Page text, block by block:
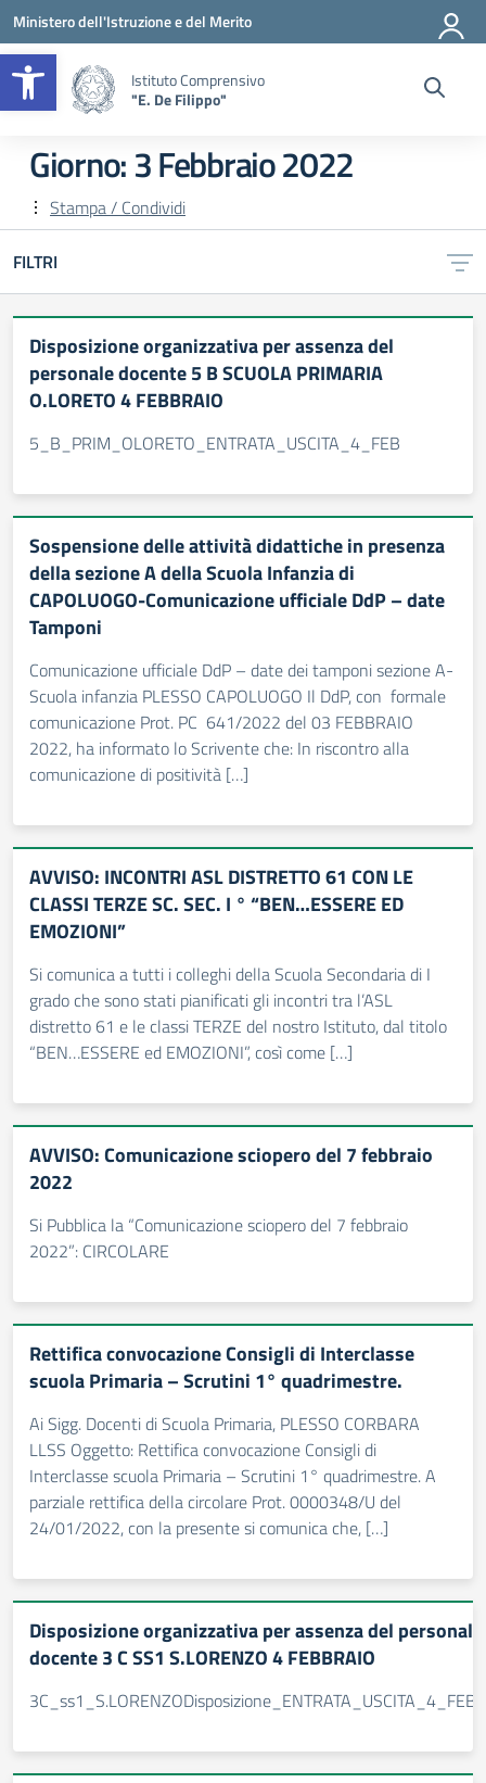
Apri la barra degli strumenti
Vai ai contenuti
Vai al menu di navigazione
Vai al footer
Ministero dell'Istruzione e del Merito
Istituto Comprensivo
"E. De Filippo"
Giorno:3 Febbraio 2022
Stampa / Condividi
FILTRI
Disposizione organizzativa per assenza del
personale docente 5 B SCUOLA PRIMARIA
O.LORETO 4 FEBBRAIO
5_B_PRIM_OLORETO_ENTRATA_USCITA_4_FEB
Sospensione delle attività didattiche in presenza
della sezione A della Scuola Infanzia di
CAPOLUOGO-Comunicazione ufficiale DdP – date
Tamponi
Comunicazione ufficiale DdP – date dei tamponi sezione A-
Scuola infanzia PLESSO CAPOLUOGO Il DdP, con formale
comunicazione Prot. PC 641/2022 del 03 FEBBRAIO
2022, ha informato lo Scrivente che: In riscontro alla
comunicazione di positività […]
AVVISO: INCONTRI ASL DISTRETTO 61 CON LE
CLASSI TERZE SC. SEC. I ° “BEN…ESSERE ED
EMOZIONI”
Si comunica a tutti i colleghi della Scuola Secondaria di I
grado che sono stati pianificati gli incontri tra l’ASL
distretto 61 e le classi TERZE del nostro Istituto, dal titolo
“BEN…ESSERE ed EMOZIONI”, così come […]
AVVISO: Comunicazione sciopero del 7 febbraio
2022
Si Pubblica la “Comunicazione sciopero del 7 febbraio
2022”: CIRCOLARE
Rettifica convocazione Consigli di Interclasse
scuola Primaria – Scrutini 1° quadrimestre.
Ai Sigg. Docenti di Scuola Primaria, PLESSO CORBARA
LLSS Oggetto: Rettifica convocazione Consigli di
Interclasse scuola Primaria – Scrutini 1° quadrimestre. A
parziale rettifica della circolare Prot. 0000348/U del
24/01/2022, con la presente si comunica che, […]
Disposizione organizzativa per assenza del personale
docente 3 C SS1 S.LORENZO 4 FEBBRAIO